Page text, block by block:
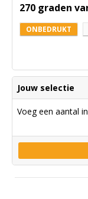
270 graden
ONBEDRUKT
Jouw selectie
Voeg een aantal